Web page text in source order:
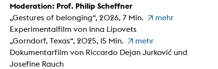
Moderation: Prof. Philip Scheffner
„Gestures of belonging“, 2026, 7 Min.
mehr
Experimentalfilm von Inna Lipovets
„Gorndorf, Texas“, 2025, 15 Min.
mehr
Dokumentarfilm von Riccardo Dejan Jurković und
Josefine Rauch